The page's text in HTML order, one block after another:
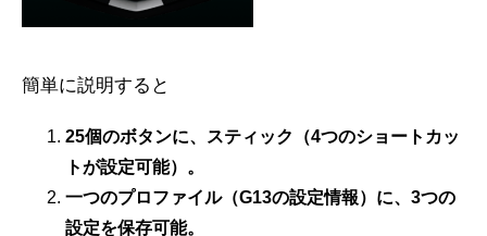
簡単に説明すると
25個のボタンに、スティック（4つのショートカッ
トが設定可能）。
一つのプロファイル（G13の設定情報）に、3つの
設定を保存可能。